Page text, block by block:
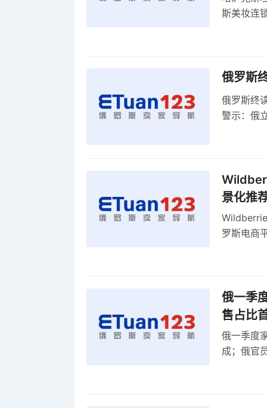
斯美妆连
俄罗斯
俄罗斯终
警示：俄
景化推
罗斯电商
俄一季
售占比
俄一季度
成；俄官